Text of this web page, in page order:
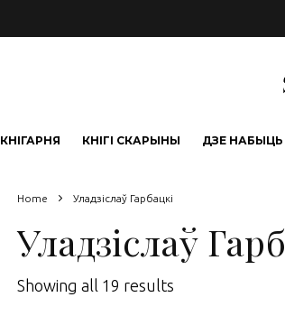
КНІГАРНЯ КНІГІ СКАРЫНЫ ДЗЕ НАБЫЦЬ
Home Уладзіслаў Гарбацкі
Уладзіслаў
Showing all 19 results